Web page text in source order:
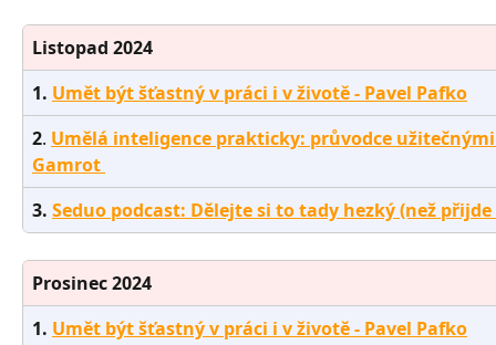
Listopad 2024
1. Umět být šťastný v práci i v životě - Pavel Pafko
2. Umělá inteligence prakticky: průvodce
Gamrot
3. Seduo podcast: Dělejte si to tady hezký (než
Prosinec 2024
1. Umět být šťastný v práci i v životě - Pavel Pafko